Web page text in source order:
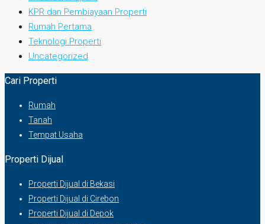
KPR dan Pembiayaan Properti
Rumah Pertama
Teknologi Properti
Uncategorized
Cari Properti
Rumah
Tanah
Tempat Usaha
Properti Dijual
Properti Dijual di Bekasi
Properti Dijual di Cirebon
Properti Dijual di Depok